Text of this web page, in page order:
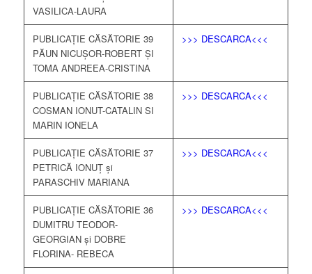
VASILICA-LAURA
PUBLICAȚIE CĂSĂTORIE 39
PĂUN NICUȘOR-ROBERT ȘI
TOMA ANDREEA-CRISTINA
>>> DESCARCA<<<
PUBLICAȚIE CĂSĂTORIE 38
COSMAN IONUT-CATALIN SI
MARIN IONELA
>>> DESCARCA<<<
PUBLICAȚIE CĂSĂTORIE 37
PETRICĂ IONUȚ și
PARASCHIV MARIANA
>>> DESCARCA<<<
PUBLICAȚIE CĂSĂTORIE 36
DUMITRU TEODOR-
GEORGIAN și DOBRE
FLORINA- REBECA
>>> DESCARCA<<<